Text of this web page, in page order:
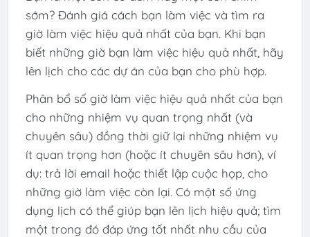
sớm? Đánh giá cách bạn làm việc và tìm ra
giờ làm việc hiệu quả nhất của bạn. Khi bạn
biết những giờ bạn làm việc hiệu quả nhất, hãy
lên lịch cho các dự án của bạn cho phù hợp.
Phân bổ số giờ làm việc hiệu quả nhất của bạn
cho những nhiệm vụ quan trọng nhất (và
chuyên sâu) đồng thời giữ lại những nhiệm vụ
ít quan trọng hơn (hoặc ít chuyên sâu hơn), ví
dụ: trả lời email hoặc thiết lập cuộc họp, cho
những giờ làm việc còn lại. Có một số ứng
dụng lịch có thể giúp bạn lên lịch hiệu quả; tìm
một trong đó đáp ứng tốt nhất nhu cầu của